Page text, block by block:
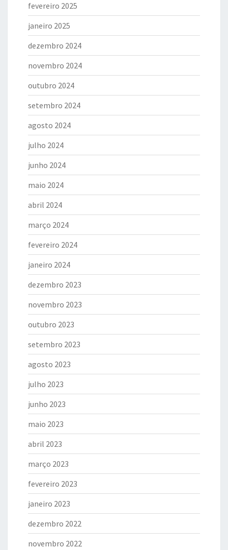
fevereiro 2025
janeiro 2025
dezembro 2024
novembro 2024
outubro 2024
setembro 2024
agosto 2024
julho 2024
junho 2024
maio 2024
abril 2024
março 2024
fevereiro 2024
janeiro 2024
dezembro 2023
novembro 2023
outubro 2023
setembro 2023
agosto 2023
julho 2023
junho 2023
maio 2023
abril 2023
março 2023
fevereiro 2023
janeiro 2023
dezembro 2022
novembro 2022